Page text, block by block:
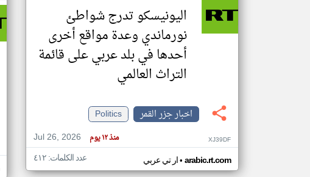
اليونيسكو تدرج شواطئ
نورماندي وعدة مواقع أخرى
أحدها في بلد عربي على قائمة
التراث العالمي
اخبار جزر القمر
Politics
Jul 26, 2026
منذ ١٢ يوم XJ39DF
ار تي عربي• arabic.rt.com عدد الكلمات: ٤١٢